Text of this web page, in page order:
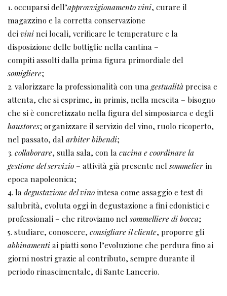
1. occuparsi dell’approvvigionamento vini, curare il
magazzino e la corretta conservazione
deivininei locali, verificare le temperature e la
disposizione delle bottiglie nella cantina –
compiti assolti dalla prima figura primordiale del
somigliere;
2. valorizzare la professionalità con unagestualitàprecisa e
attenta, che si esprime, in primis, nella mescita – bisogno
che si è concretizzato nella figura del simposiarca e degli
haustores; organizzare il servizio del vino, ruolo ricoperto,
nel passato, dal arbiter bibendi;
3. collaborare, sulla sala, con lacucina e coordinare la
gestione del servizio – attività già presente nelsommelier in
epoca napoleonica;
4. ladegustazione del vino intesa come assaggio e test di
salubrità, evoluta oggi in degustazione a fini edonistici e
professionali – che ritroviamo nelsommelliere di bocca;
5. studiare, conoscere, consigliare il cliente, proporre gli
abbinamentiai piatti sono l’evoluzione che perdura fino ai
giorni nostri grazie al contributo, sempre durante il
periodo rinascimentale, di Sante Lancerio.